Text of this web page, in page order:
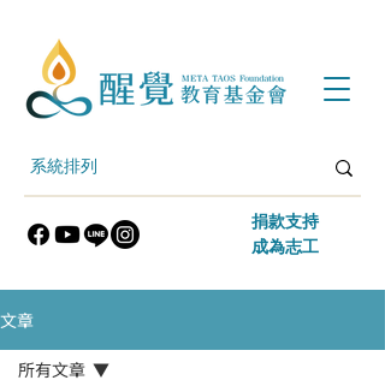
​捐款支持
​成為志工
文章
所有文章